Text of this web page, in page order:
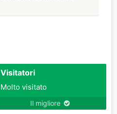
Visitatori
Molto visitato
Il migliore